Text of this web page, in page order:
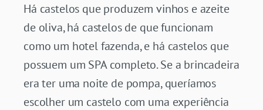
Há castelos que produzem vinhos e azeite
de oliva, há castelos de que funcionam
como um hotel fazenda, e há castelos que
possuem um SPA completo. Se a brincadeira
era ter uma noite de pompa, queríamos
escolher um castelo com uma experiência